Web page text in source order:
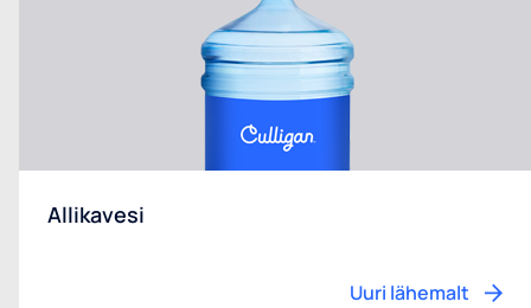
Allikavesi
Uuri lähemalt